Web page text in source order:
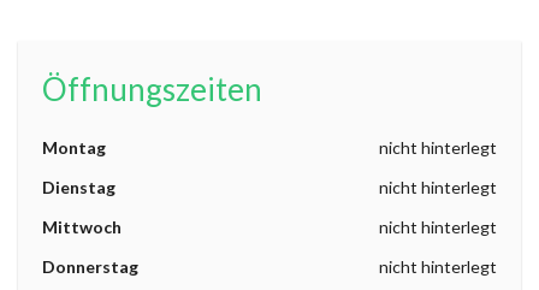
Öffnungszeiten
Montag
nicht hinterlegt
Dienstag
nicht hinterlegt
Mittwoch
nicht hinterlegt
Donnerstag
nicht hinterlegt